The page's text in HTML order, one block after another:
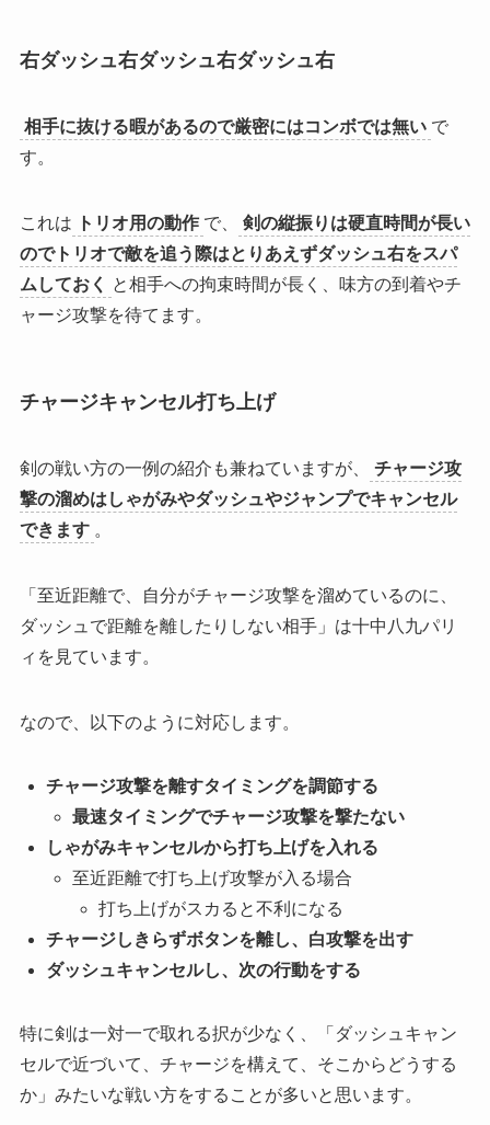
右ダッシュ右ダッシュ右ダッシュ右
相手に抜ける暇があるので厳密にはコンボでは無い で
す。
これは トリオ用の動作 で、
剣の縦振りは硬直時間が長い
のでトリオで敵を追う際はとりあえずダッシュ右をスパ
ムしておく
と相手への拘束時間が長く、味方の到着やチ
ャージ攻撃を待てます。
チャージキャンセル打ち上げ
剣の戦い方の一例の紹介も兼ねていますが、
チャージ攻
撃の溜めはしゃがみやダッシュやジャンプでキャンセル
できます 。
「 至近距離で、自分がチャージ攻撃を溜めているのに、
ダッシュで距離を離したりしない相手」 は十中八九パリ
ィを見ています。
なので、以下のように対応します。
チャージ攻撃を離すタイミングを調節する
最速タイミングでチャージ攻撃を撃たない
しゃがみキャンセルから打ち上げを入れる
至近距離で打ち上げ攻撃が入る場合
打ち上げがスカると不利になる
チャージしきらずボタンを離し、白攻撃を出す
ダッシュキャンセルし、次の行動をする
特に剣は一対一で取れる択が少なく、「ダッシュキャン
セルで近づいて、チャージを構えて、そこからどうする
か」みたいな戦い方をすることが多いと思います。